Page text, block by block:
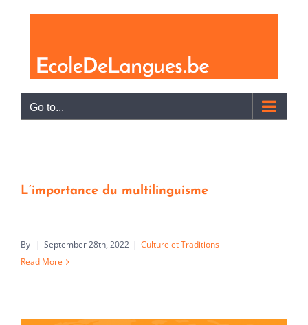
Go to...
L’importance du multilinguisme
By | September 28th, 2022 | Culture et Traditions
Read More